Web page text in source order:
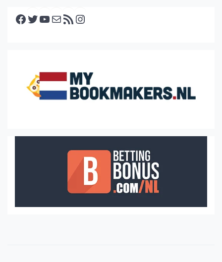
Facebook Twitter YouTube E-mail RSS feed